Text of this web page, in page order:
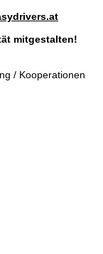
mitgestalten!
/ Kooperationen